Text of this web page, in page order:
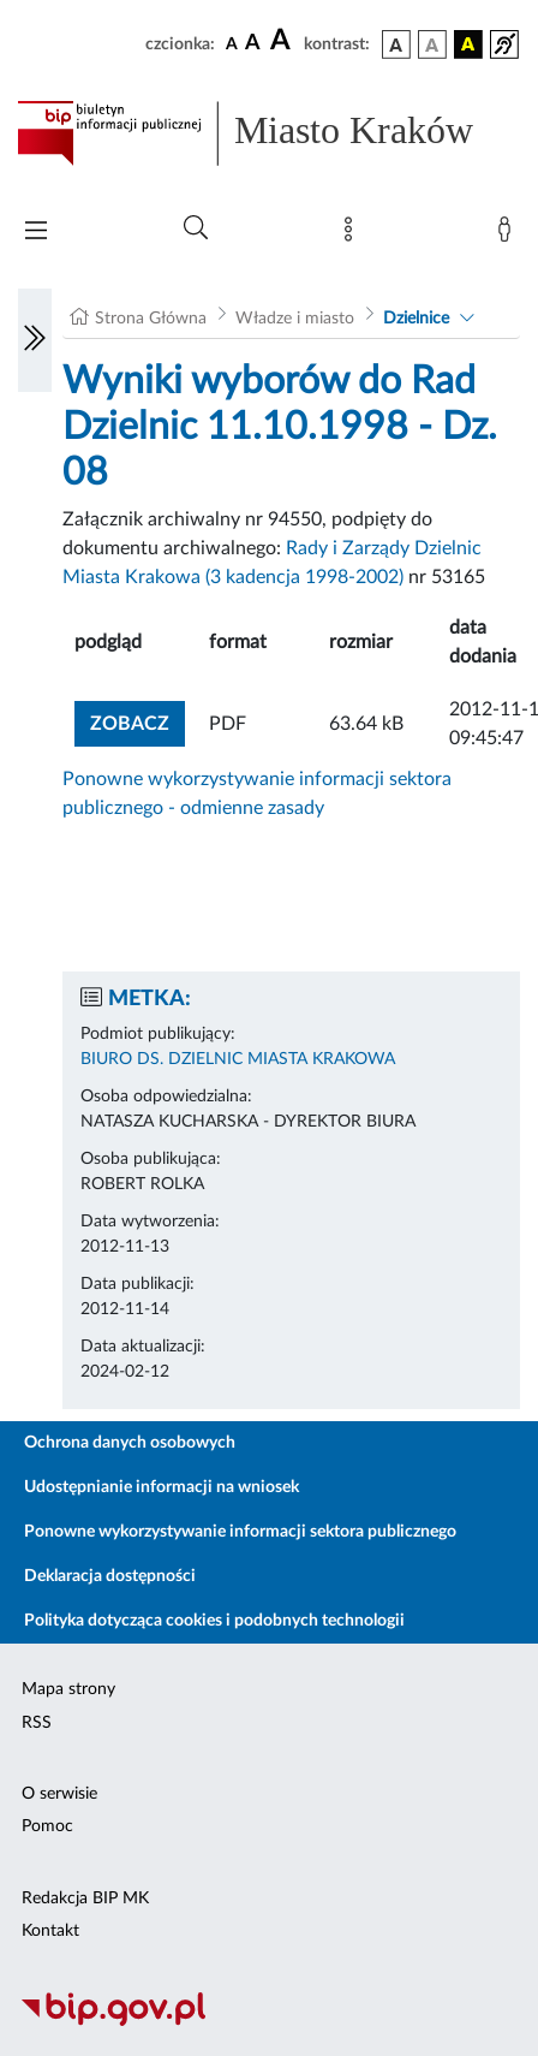
czcionka: A A A kontrast:
Miasto Kraków
Strona Główna Władze i miasto Dzielnice
Wyniki wyborów do Rad
Dzielnic 11.10.1998 - Dz.
08
Załącznik archiwalny nr 94550, podpięty do
dokumentu archiwalnego: Rady i Zarządy Dzielnic
Miasta Krakowa (3 kadencja 1998-2002) nr 53165
podgląd format rozmiar
data
dodania
ZOBACZZOBACZ ZAŁĄCZNIK
PDF 63.64 kB
2012-11-
09:45:47
Ponowne wykorzystywanie informacji sektora
publicznego - odmienne zasady
METKA:
Podmiot publikujący:
BIURO DS. DZIELNIC MIASTA KRAKOWA
Osoba odpowiedzialna:
NATASZA KUCHARSKA - DYREKTOR BIURA
Osoba publikująca:
ROBERT ROLKA
Data wytworzenia:
2012-11-13
Data publikacji:
2012-11-14
Data aktualizacji:
2024-02-12
Ochrona danych osobowych
Udostępnianie informacji na wniosek
Ponowne wykorzystywanie informacji sektora publicznego
Deklaracja dostępności
Polityka dotycząca cookies i podobnych technologii
Mapa strony
RSS
O serwisie
Pomoc
Redakcja BIP MK
Kontakt